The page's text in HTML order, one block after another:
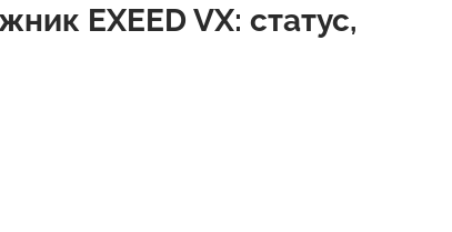
EXEED VX: статус,